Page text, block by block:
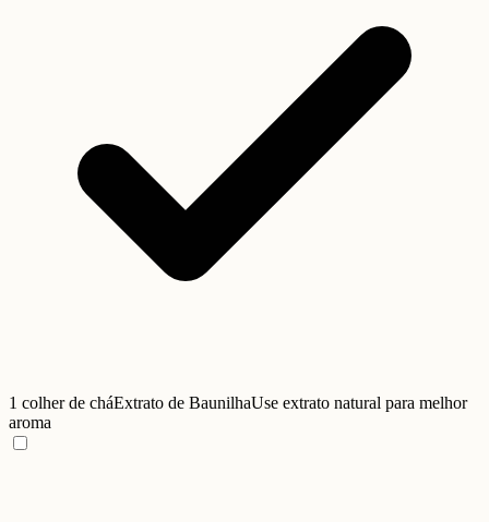
1 colher de cháExtrato de BaunilhaUse extrato natural para melhor
aroma